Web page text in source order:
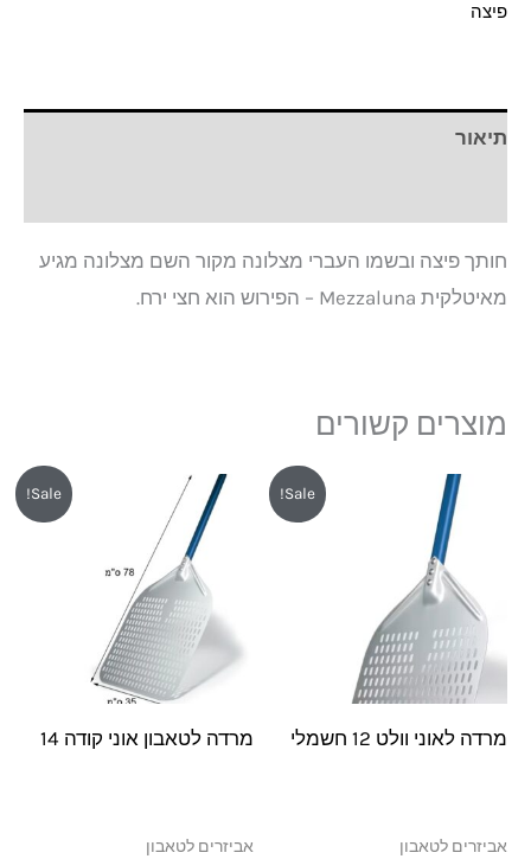
פיצה
תיאור
חותך פיצה ובשמו העברי מצלונה מקור השם מצלונה מגיע
מאיטלקית Mezzaluna – הפירוש הוא חצי ירח.
מוצרים קשורים
Sale!
מרדה לאוני וולט 12 חשמלי
אביזרים לטאבון
המחיר
המקורי
היה:
₪269.
Sale!
מרדה לטאבון אוני קודה 14
אביזרים לטאבון
המחיר
המקורי
היה:
₪319.
הוא:
₪199.